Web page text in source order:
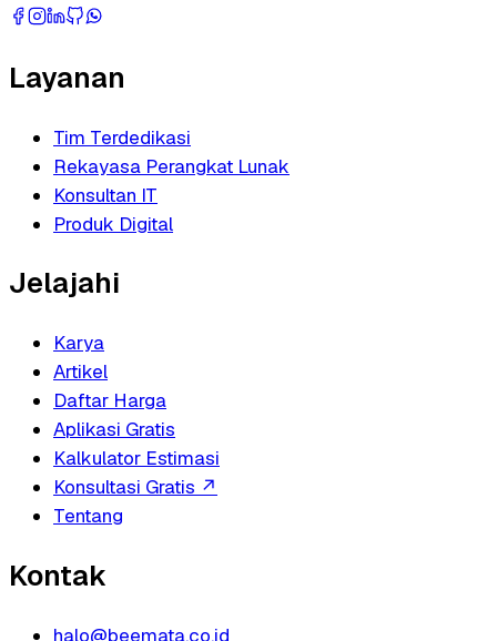
Layanan
Tim Terdedikasi
Rekayasa Perangkat Lunak
Konsultan IT
Produk Digital
Jelajahi
Karya
Artikel
Daftar Harga
Aplikasi Gratis
Kalkulator Estimasi
Konsultasi Gratis ↗
Tentang
Kontak
halo@beemata.co.id